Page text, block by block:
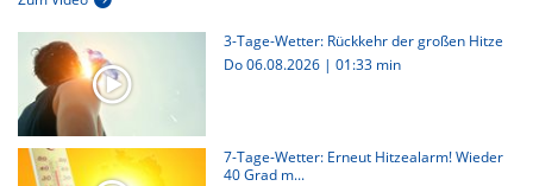
3-Tage-Wetter: Rückkehr der großen Hitze
Do 06.08.2026 | 01:33 min
7-Tage-Wetter: Erneut Hitzealarm! Wieder
40 Grad m...